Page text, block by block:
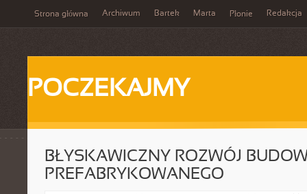
Strona główna Archiwum Bartek Marta Płonie Redakcja
POCZEKAJMY
BŁYSKAWICZNY ROZWÓJ
PREFABRYKOWANEGO